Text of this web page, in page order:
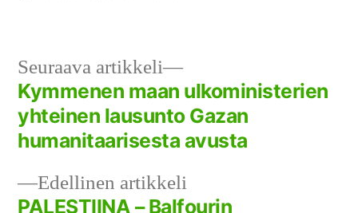
Artikkelien
selaus
Edellinen artikkeliEdellinen
artikkeli:
PALESTIINA – Balfourin
Seuraava artikkeli
Seuraava
artikkeli:
Kymmenen maan ulkoministerien
yhteinen lausunto Gazan
humanitaarisesta avusta